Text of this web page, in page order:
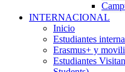
INTERNACIONAL
Inicio
Estudiantes
Erasmus+ y
Estudiantes